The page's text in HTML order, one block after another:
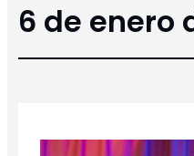
6 de enero